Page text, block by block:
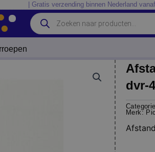
| Gratis verzending binnen Nederland
Producten
zoeken
dvr-
Merk: